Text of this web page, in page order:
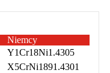
Niemcy
Y1Cr18Ni1.4305
X5CrNi1891.4301